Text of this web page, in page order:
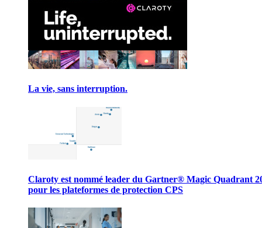
La vie, sans interruption.
Claroty est nommé leader du Gartner® Magic Quadrant
pour les plateformes de protection CPS